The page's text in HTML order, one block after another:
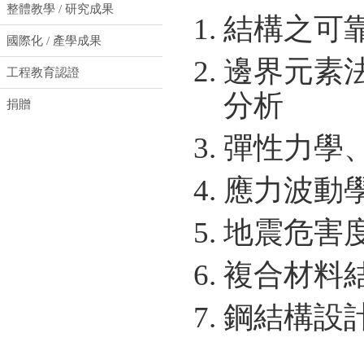
整體教學 / 研究成果
國際化 / 產學成果
工程教育認證
捐贈
結構之可
邊界元素
分析
彈性力學
應力波動
地震危害
複合材料
鋼結構設